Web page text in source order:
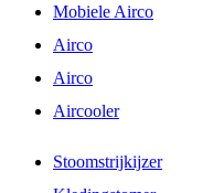
Mobiele Airco
Airco
Airco
Aircooler
Stoomstrijkijzer